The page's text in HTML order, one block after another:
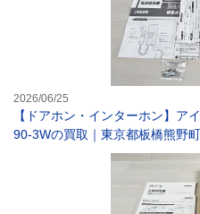
2026/06/25
【ドアホン・インターホン】ア
90-3Wの買取｜東京都板橋熊野